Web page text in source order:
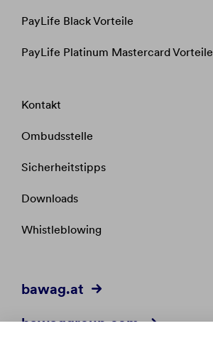
PayLife Black Vorteile
PayLife Platinum Mastercard Vorteile
Kontakt
Ombudsstelle
Sicherheitstipps
Downloads
Whistleblowing
bawag.at
bawaggroup.com